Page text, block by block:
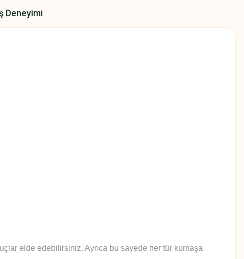
Deneyimi
elde edebilirsiniz. Ayrıca bu sayede her tür kumaşa